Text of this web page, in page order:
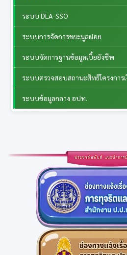
ระบบ DLA-SSO
ระบบการจัดการขยะมูลฝอย
ระบบจัดการฐานข้อมูลเบี้ยยังชีพ
ระบบตรวจสอบสถานะสิทธิโครงการ
ระบบข้อมูลกลาง อปท.